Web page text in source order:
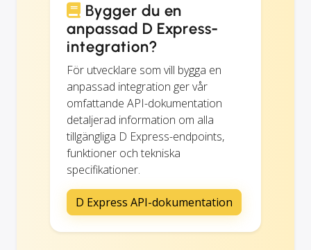
Bygger du en
anpassad D Express-
integration?
För utvecklare som vill bygga en
anpassad integration ger vår
omfattande API-dokumentation
detaljerad information om alla
tillgängliga D Express-endpoints,
funktioner och tekniska
specifikationer.
D Express API-dokumentation